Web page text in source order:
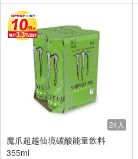
24入
魔爪超越仙境碳酸能量飲料
355ml